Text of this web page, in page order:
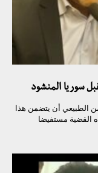
سوريا المنشود
الطبيعي أن يتضمن هذا
القضية مستفيضا